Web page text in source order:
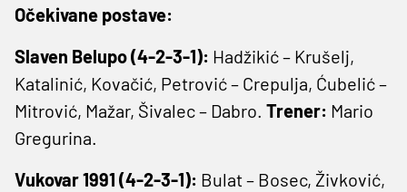
Očekivane postave:
Slaven Belupo (4-2-3-1): Hadžikić – Krušelj,
Katalinić, Kovačić, Petrović – Crepulja, Ćubelić –
Mitrović, Mažar, Šivalec – Dabro. Trener: Mario
Gregurina.
Vukovar 1991 (4-2-3-1): Bulat – Bosec, Živković,